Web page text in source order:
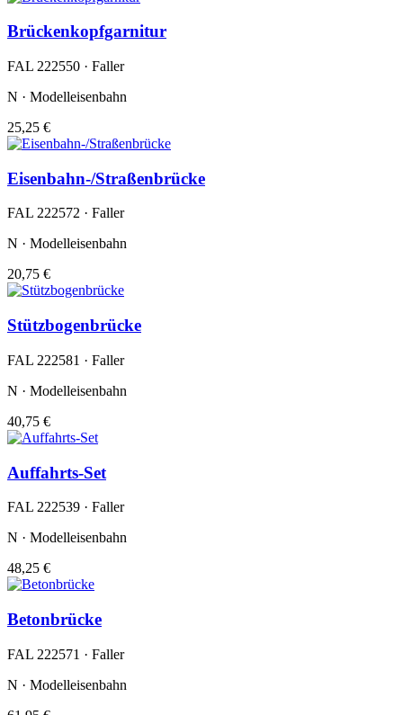
Brückenkopfgarnitur
FAL 222550 · Faller
N · Modelleisenbahn
25,25 €
Eisenbahn-/Straßenbrücke
FAL 222572 · Faller
N · Modelleisenbahn
20,75 €
Stützbogenbrücke
FAL 222581 · Faller
N · Modelleisenbahn
40,75 €
Auffahrts-Set
FAL 222539 · Faller
N · Modelleisenbahn
48,25 €
Betonbrücke
FAL 222571 · Faller
N · Modelleisenbahn